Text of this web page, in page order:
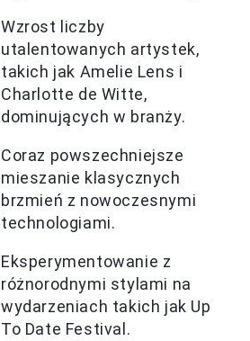
Wzrost liczby
utalentowanych artystek,
takich jak Amelie Lens i
Charlotte de Witte,
dominujących w branży.
Coraz powszechniejsze
mieszanie klasycznych
brzmień z nowoczesnymi
technologiami.
Eksperymentowanie z
różnorodnymi stylami na
wydarzeniach takich jak Up
To Date Festival.